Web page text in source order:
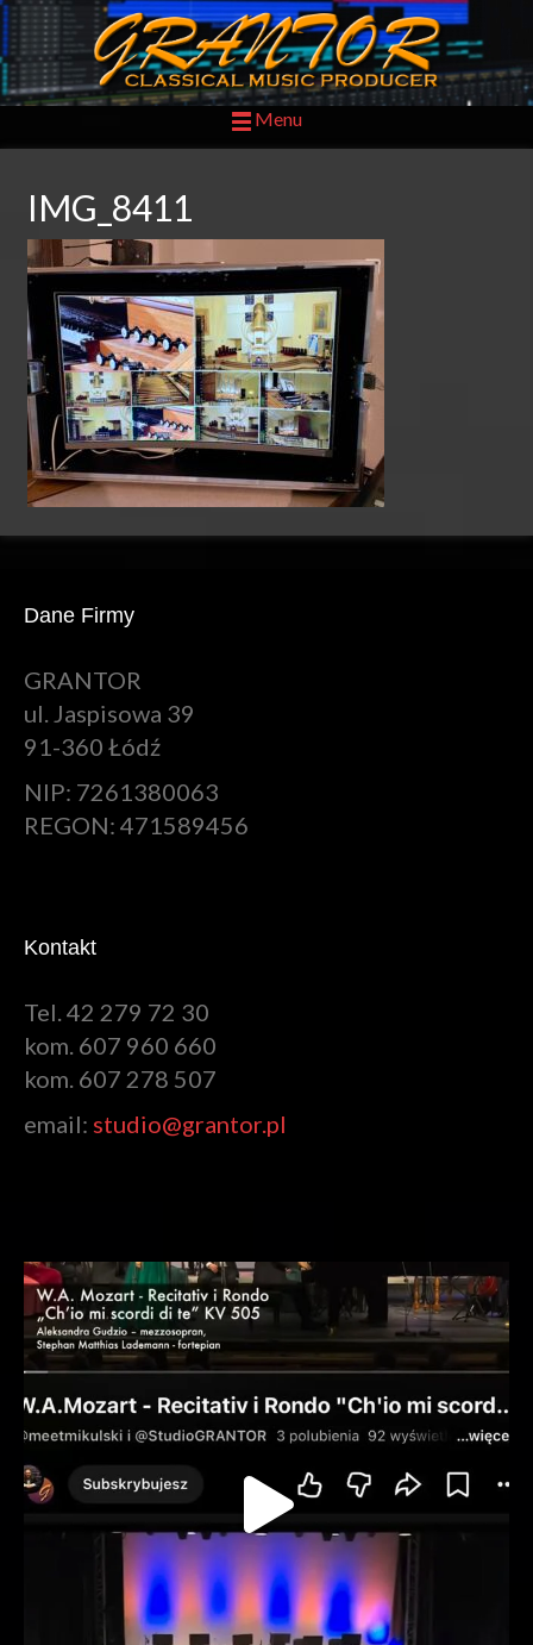
Menu
IMG_8411
Dane Firmy
GRANTOR
ul. Jaspisowa 39
91-360 Łódź
NIP: 7261380063
REGON: 471589456
Kontakt
Tel. 42 279 72 30
kom. 607 960 660
kom. 607 278 507
email: studio@grantor.pl